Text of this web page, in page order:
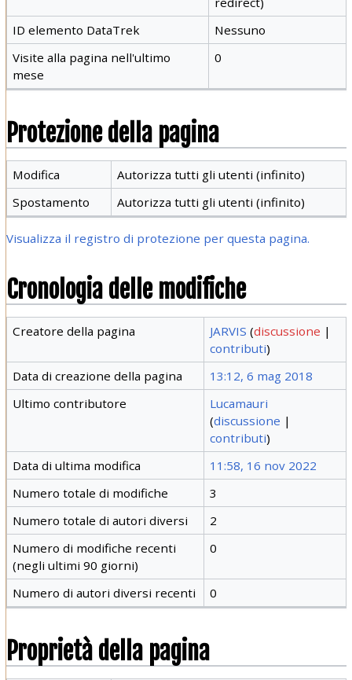
ID elemento DataTrek
Nessuno
Visite alla pagina nell'ultimo
mese
0
Protezione della pagina
Modifica
Autorizza tutti gli utenti (infinito)
Spostamento
Autorizza tutti gli utenti (infinito)
Visualizza il registro di protezione per questa pagina.
Cronologia delle modifiche
Creatore della pagina JARVIS (discussione |
contributi)
Data di creazione della pagina
13:12, 6 mag 2018
Ultimo contributore
Lucamauri
(discussione |
contributi)
Data di ultima modifica
11:58, 16 nov 2022
Numero totale di modifiche
3
Numero totale di autori diversi
2
Numero di modifiche recenti
(negli ultimi 90 giorni)
0
Numero di autori diversi recenti 0
Proprietà della pagina